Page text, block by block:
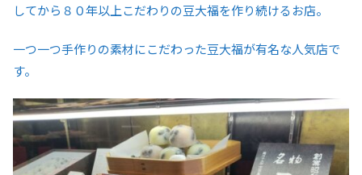
してから８０年以上こだわりの豆大福を作り続けるお店。
一つ一つ手作りの素材にこだわった豆大福が有名な人気店で
す。